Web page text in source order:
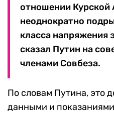
отношении Курской
неоднократно
класса напряжения
сказал Путин на
членами Совбеза.
По словам Путина, это
данными и